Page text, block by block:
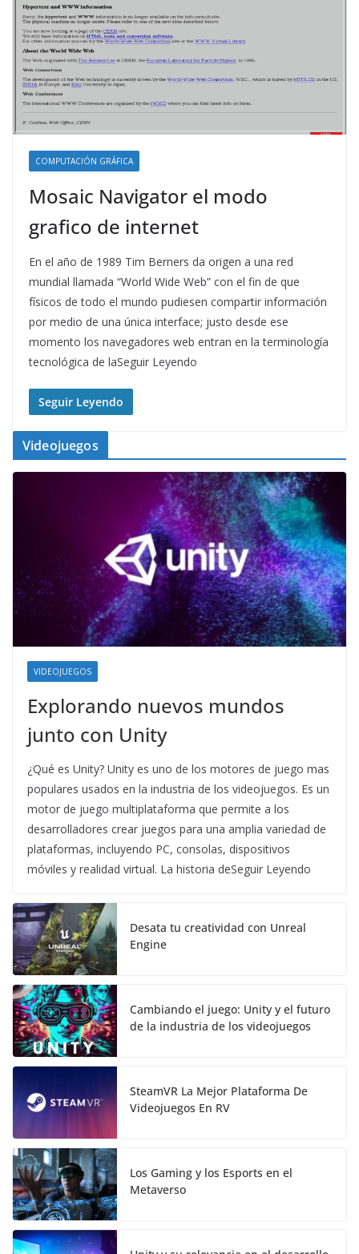
COMPUTACIÓN GRÁFICA
Mosaic Navigator el modo
grafico de internet
En el año de 1989 Tim Berners da origen a una red
mundial llamada “World Wide Web” con el fin de que
físicos de todo el mundo pudiesen compartir información
por medio de una única interface; justo desde ese
momento los navegadores web entran en la terminología
tecnológica de laSeguir Leyendo
Seguir Leyendo
Videojuegos
VIDEOJUEGOS
Explorando nuevos mundos
junto con Unity
¿Qué es Unity? Unity es uno de los motores de juego mas
populares usados ​​en la industria de los videojuegos. Es un
motor de juego multiplataforma que permite a los
desarrolladores crear juegos para una amplia variedad de
plataformas, incluyendo PC, consolas, dispositivos
móviles y realidad virtual. La historia deSeguir Leyendo
Desata tu creatividad con Unreal
Engine
Cambiando el juego: Unity y el futuro
de la industria de los videojuegos
SteamVR La Mejor Plataforma De
Videojuegos En RV
Los Gaming y los Esports en el
Metaverso